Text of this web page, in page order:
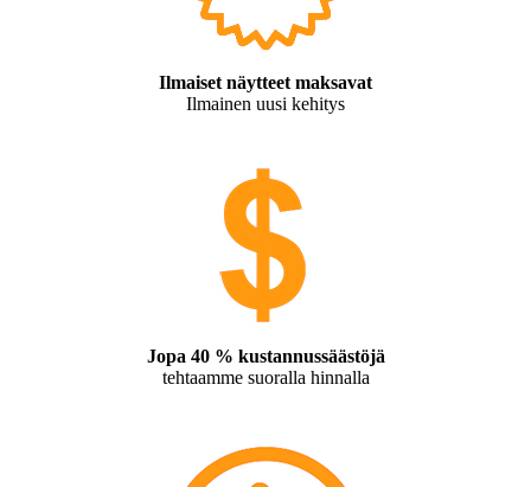
Ilmaiset näytteet maksavat
Ilmainen uusi kehitys
Jopa 40 % kustannussäästöjä
tehtaamme suoralla hinnalla